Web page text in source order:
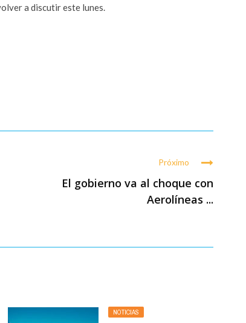
a discutir este lunes.
Próximo
El gobierno va al choque con
Aerolíneas ...
NOTICIAS